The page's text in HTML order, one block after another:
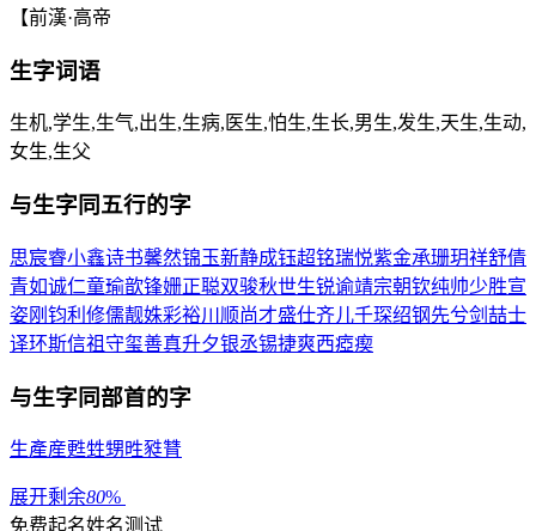
【前漢·高帝
生字词语
生机,学生,生气,出生,生病,医生,怕生,生长,男生,发生,天生,生动,
女生,生父
与生字同五行的字
思宸睿小鑫诗书馨然锦玉新静成钰超铭瑞悦紫金承珊玥祥舒倩
青如诚仁童瑜歆锋姗正聪双骏秋世生锐谕靖宗朝钦纯帅少胜宣
姿刚 钧利 修儒靓姝彩裕川 顺尚才盛仕齐儿千琛绍钢先兮剑 喆士
译环斯信祖 守玺善真升夕银丞锡捷爽西瘂瘈
与生字同部首的字
生產産甦甡甥甠甤甧
展开剩余80%
免费起名姓名测试